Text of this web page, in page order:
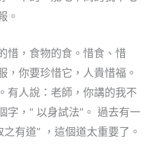
。
惜，食物的食。惜食、惜
，你要珍惜它，人貴惜福。
有人說：老師，你講的我不
字，“ 以身試法”。 過去有一
有道” ，這個道太重要了。